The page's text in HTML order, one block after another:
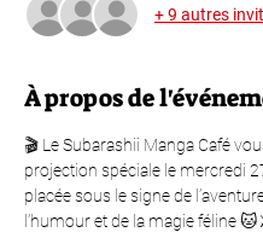
+ 9 autres
À propos de
🎬 Le Subarashii Manga Café
projection spéciale le mercredi
placée sous le signe de
l’humour et de la magie féline